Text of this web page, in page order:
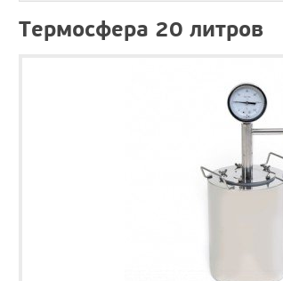
Термосфера 20 литров